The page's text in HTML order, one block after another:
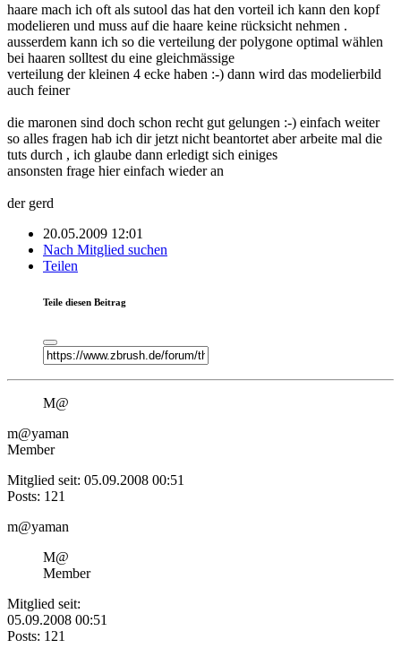
haare mach ich oft als sutool das hat den vorteil ich kann den kopf
modelieren und muss auf die haare keine rücksicht nehmen .
ausserdem kann ich so die verteilung der polygone optimal wählen
bei haaren solltest du eine gleichmässige
verteilung der kleinen 4 ecke haben :-) dann wird das modelierbild
auch feiner
die maronen sind doch schon recht gut gelungen :-) einfach weiter
so alles fragen hab ich dir jetzt nicht beantortet aber arbeite mal die
tuts durch , ich glaube dann erledigt sich einiges
ansonsten frage hier einfach wieder an
der gerd
20.05.2009 12:01
Nach Mitglied suchen
Teilen
Teile diesen Beitrag
M@
m@yaman
Member
Mitglied seit: 05.09.2008 00:51
Posts: 121
m@yaman
M@
Member
Mitglied seit:
05.09.2008 00:51
Posts: 121